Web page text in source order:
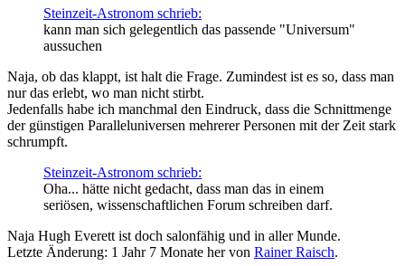
Steinzeit-Astronom schrieb:
kann man sich gelegentlich das passende "Universum"
aussuchen
Naja, ob das klappt, ist halt die Frage. Zumindest ist es so, dass man
nur das erlebt, wo man nicht stirbt.
Jedenfalls habe ich manchmal den Eindruck, dass die Schnittmenge
der günstigen Paralleluniversen mehrerer Personen mit der Zeit stark
schrumpft.
Steinzeit-Astronom schrieb:
Oha... hätte nicht gedacht, dass man das in einem
seriösen, wissenschaftlichen Forum schreiben darf.
Naja Hugh Everett ist doch salonfähig und in aller Munde.
Letzte Änderung: 1 Jahr 7 Monate her von Rainer Raisch.